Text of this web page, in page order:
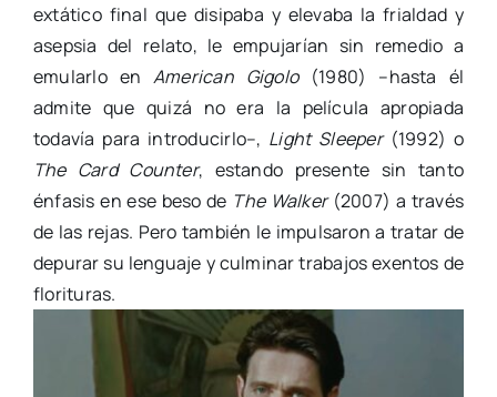
extático final que disipaba y elevaba la frialdad y
asepsia del relato, le empujarían sin remedio a
emularlo enAmerican Gigolo(1980) –hasta él
admite que quizá no era la película apropiada
todavía para introducirlo–, Light Sleeper(1992) o
The Card Counter, estando presente sin tanto
énfasis en ese beso de The Walker(2007) a través
de las rejas. Pero también le impulsaron a tratar de
depurar su lenguaje y culminar trabajos exentos de
florituras.